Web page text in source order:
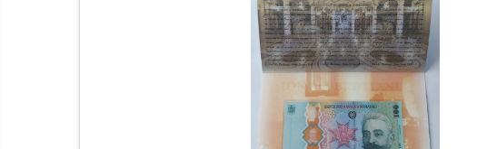
colectionarului